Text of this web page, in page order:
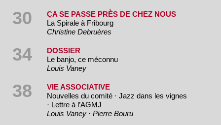
30
ÇA SE PASSE PRÈS DE CHEZ NOUS
La Spirale à Fribourg
Christine Debruères
34
DOSSIER
Le banjo, ce méconnu
Louis Vaney
38
VIE ASSOCIATIVE
Nouvelles du comité · Jazz dans les vignes
· Lettre à l’AGMJ
Louis Vaney · Pierre Bouru